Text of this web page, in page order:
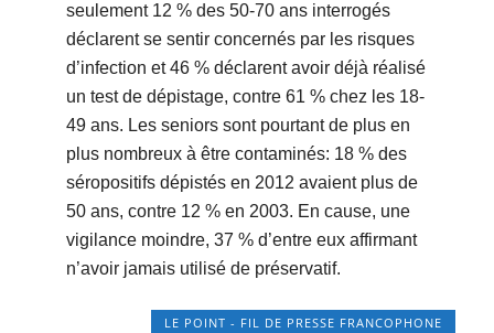
seulement 12 % des 50-70 ans interrogés
déclarent se sentir concernés par les risques
d’infection et 46 % déclarent avoir déjà réalisé
un test de dépistage, contre 61 % chez les 18-
49 ans. Les seniors sont pourtant de plus en
plus nombreux à être contaminés: 18 % des
séropositifs dépistés en 2012 avaient plus de
50 ans, contre 12 % en 2003. En cause, une
vigilance moindre, 37 % d’entre eux affirmant
n’avoir jamais utilisé de préservatif.
LE POINT - FIL DE PRESSE FRANCOPHONE